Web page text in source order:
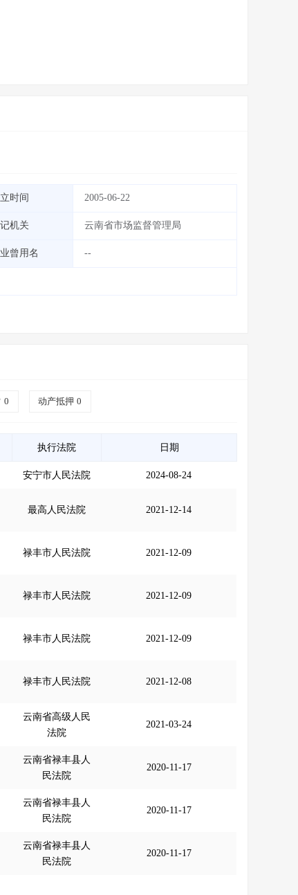
时间 2005-06-22
机关 云南省市场监督管理局
曾用名 --
0 动产抵押 0
执行法院 日期
安宁市人民法院 2024-08-24
最高人民法院 2021-12-14
禄丰市人民法院 2021-12-09
禄丰市人民法院 2021-12-09
禄丰市人民法院 2021-12-09
禄丰市人民法院 2021-12-08
云南省高级人民
法院
2021-03-24
云南省禄丰县人
民法院
2020-11-17
云南省禄丰县人
民法院
2020-11-17
云南省禄丰县人
民法院
2020-11-17